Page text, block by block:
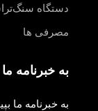
دستگاه
مصرفی ها
به خبرنامه
به خبرنامه ما